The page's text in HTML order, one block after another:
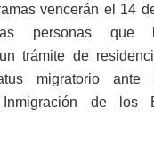
vencerán el 14
personas que
trámite de
migratorio
de los